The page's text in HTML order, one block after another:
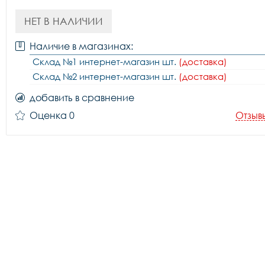
НЕТ В НАЛИЧИИ
Наличие в магазинах:
Склад №1 интернет-магазин шт. (доставка)
Склад №2 интернет-магазин шт. (доставка)
добавить в сравнение
Оценка 0